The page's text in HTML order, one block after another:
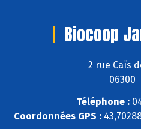
Biocoop
2 rue Caïs
06300
Téléphone :
Coordonnées GPS :